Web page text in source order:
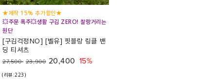
★제작 15% 추가할인★
💥주문 폭주💥생활 구김 ZERO! 찰랑거리는
원단
[구김걱정NO] [벨유] 핏블랑 링클 밴
딩 티셔츠
27,500 23,900 20,400 15%
(리뷰:223)